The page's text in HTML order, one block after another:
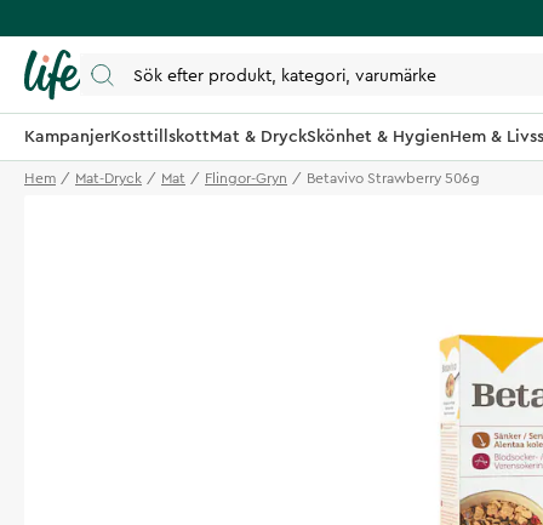
KampanjerKosttillskottMat & DryckSkönhet & HygienHem &
Hem Mat-Dryck Mat Flingor-Gryn Betavivo Strawberry 506g